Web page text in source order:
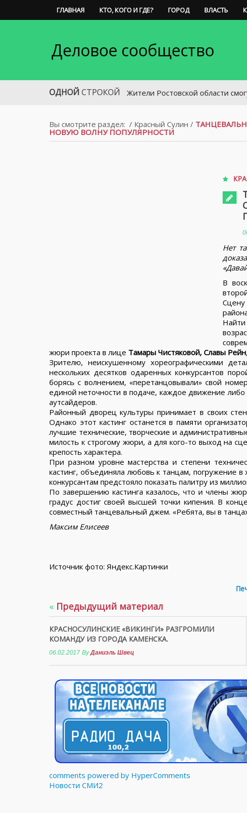
ГЛАВНАЯ КТО, КОГО И ГДЕ? ГОРОД ВЛАСТЬ
Деловое сообщество
ОДНОЙ СТРОКОЙ
Жители Ростовской области смогут
Вы смотрите раздел: / Красный Сулин /
НОВУЮ ВОЛНУ ПОПУЛЯРНОСТИ
Нет
В
Найти
жюри проекта в лице Тамары Чистяковой, Славы Рейн
Зрителю, неискушенному хореографическими
нескольких десятков одаренных конкурсантов
борясь с волнением, «перетанцовывали» свой
единой неточности в подаче, каждое движение либо
аутсайдеров.
Районный дворец культуры принимает в своих
Однако этот кастинг останется в памяти
лучшие технические, творческие и
милость к строгому жюри, а для кого-то выход на
крепость характера.
При разном уровне мастерства и степени
кастинг, объединяла любовь к танцам, погружение
конкурсантам предстояло показать палитру из
По завершению кастинга казалось, что и члены
градус достиг своей высшей точки кипения. В
совместный танцевальный джем. «Ребята, вы в
Максим Елисеев
Источник фото: Яндекс.Картинки
« Предыдущий материал
КРАСНОСУЛИНСКИЕ «ВИКИНГИ» РАЗГРОМИЛИ
КОМАНДУ ИЗ ГОРОДА КАМЕНСКА.
06.02.2017 ByДаниэль Швец
comments powered by HyperComments
Новости СМИ2